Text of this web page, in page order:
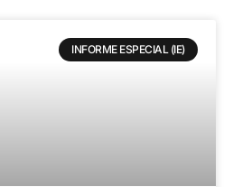
INFORME ESPECIAL (IE)